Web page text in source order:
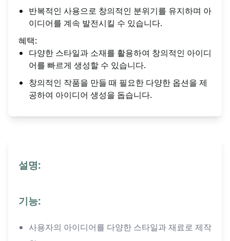
반복적인 사용으로 창의적인 분위기를 유지하며 아
이디어를 계속 발전시킬 수 있습니다.
혜택:
다양한 스타일과 소재를 활용하여 창의적인 아이디
어를 빠르게 생성할 수 있습니다.
창의적인 작품을 만들 때 필요한 다양한 옵션을 제
공하여 아이디어 생성을 돕습니다.
설명:
기능:
사용자의 아이디어를 다양한 스타일과 재료로 제작